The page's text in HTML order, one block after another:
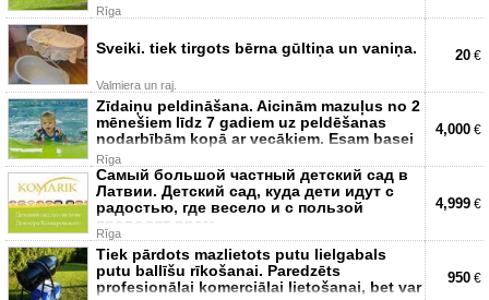
Rīga
Sveiki. tiek tirgots bērna gūltiņa un vaniņa.
Valmiera un raj.
20 €
Zīdaiņu peldināšana. Aicinām mazuļus no 2
mēnešiem līdz 7 gadiem uz peldēšanas
nodarbībām kopā ar vecākiem. Esam basei
Rīga
4,000 €
Самый большой частный детский сад в
Латвии. Детский сад, куда дети идут с
радостью, где весело и с пользой
проводят врем
Rīga
4,999 €
Tiek pārdots mazlietots putu lielgabals
putu ballīšu rīkošanai. Paredzēts
profesionālai komerciālai lietošanai, bet var
950 €